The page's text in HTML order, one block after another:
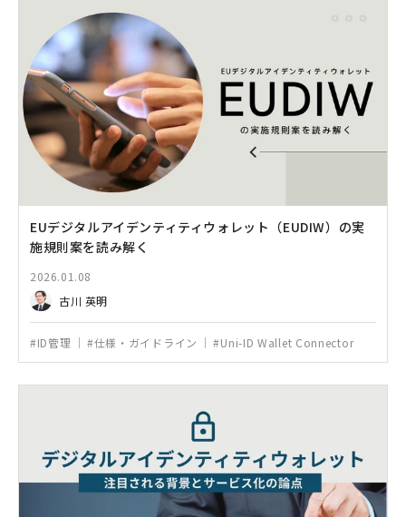
EUデジタルアイデンティティウォレット（EUDIW）の実
施規則案を読み解く
2026.01.08
古川 英明
#ID管理 #仕様・ガイドライン #Uni-ID Wallet Connector